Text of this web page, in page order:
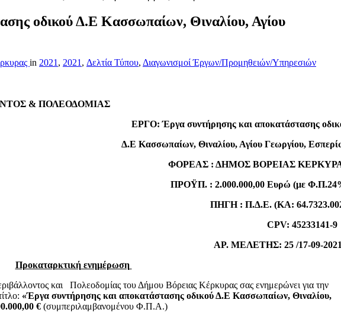
οδικού Δ.Ε Κασσωπαίων, Θιναλίου, Αγίου
in 2021 , 2021 , Δελτία Τύπου, Διαγωνισμοί Έργων/Προμηθειών/Υπηρεσιών
& ΠΟΛΕΟΔΟΜΙΑΣ
ΕΡΓΟ: Έργα συντήρησης και αποκατάστασης
Δ.Ε Κασσωπαίων, Θιναλίου, Αγίου Γεωργίου,
ΦΟΡΕΑΣ : ΔΗΜΟΣ ΒΟΡΕΙΑΣ
ΠΡΟΫΠ. : 2.000.000,00 Ευρώ (με
ΠΗΓΗ : Π.Δ.Ε. (ΚΑ:
CPV: 45233141-
ΑΡ. ΜΕΛΕΤΗΣ: 25 /17-09-
Προκαταρκτική ενημέρωση
και Πολεοδομίας του Δήμου Βόρειας Κέρκυρας σας ενημερώνει για την
«Έργα συντήρησης και αποκατάστασης οδικού Δ.Ε Κασσωπαίων, Θιναλίου,
€ (συμπεριλαμβανομένου Φ.Π.Α.)